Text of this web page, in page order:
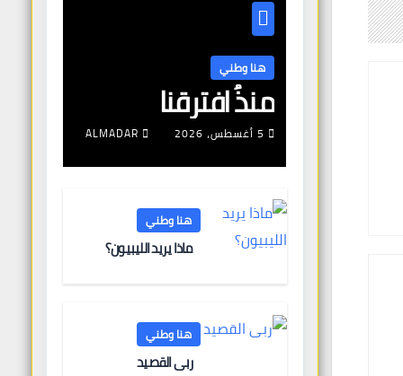
هنا وطني
منذُ افترقنا
5 أغسطس، 2026 ALMADAR
هنا وطني
ماذا يريد الليبيون؟
هنا وطني
ربى القصيد